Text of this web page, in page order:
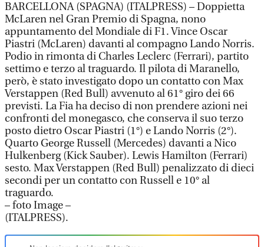
BARCELLONA (SPAGNA) (ITALPRESS) – Doppietta
McLaren nel Gran Premio di Spagna, nono
appuntamento del Mondiale di F1. Vince Oscar
Piastri (McLaren) davanti al compagno Lando Norris.
Podio in rimonta di Charles Leclerc (Ferrari), partito
settimo e terzo al traguardo. Il pilota di Maranello,
però, è stato investigato dopo un contatto con Max
Verstappen (Red Bull) avvenuto al 61° giro dei 66
previsti. La Fia ha deciso di non prendere azioni nei
confronti del monegasco, che conserva il suo terzo
posto dietro Oscar Piastri (1°) e Lando Norris (2°).
Quarto George Russell (Mercedes) davanti a Nico
Hulkenberg (Kick Sauber). Lewis Hamilton (Ferrari)
sesto. Max Verstappen (Red Bull) penalizzato di dieci
secondi per un contatto con Russell e 10° al
traguardo.
– foto Image –
(ITALPRESS).